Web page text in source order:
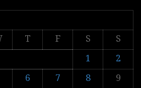
T F S
S
1
2
6 7 8
9